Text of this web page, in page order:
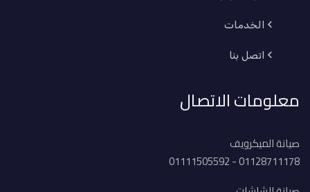
الخدمات
اتصل بنا
معلومات الاتصال
صيانة الميكرويف
01128711178 - 01111505592